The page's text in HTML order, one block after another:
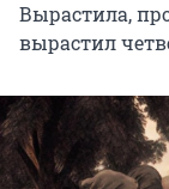
Вырастила,
вырастил